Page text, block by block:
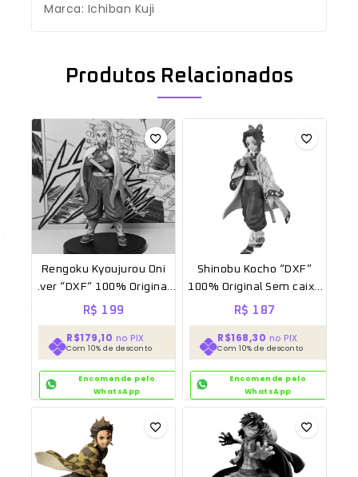
Marca: Ichiban Kuji
Produtos Relacionados
Rengoku Kyoujurou Oni
.ver “DXF” 100% Original
Sem caixa [BANPRESTO]
R$ 199
R$179,10 no PIX
Com 10% de desconto
Encomende pelo
WhatsApp
Shinobu Kocho “DXF”
100% Original Sem caixa
[BANPRESTO]
R$ 187
R$168,30 no PIX
Com 10% de desconto
Encomende pelo
WhatsApp